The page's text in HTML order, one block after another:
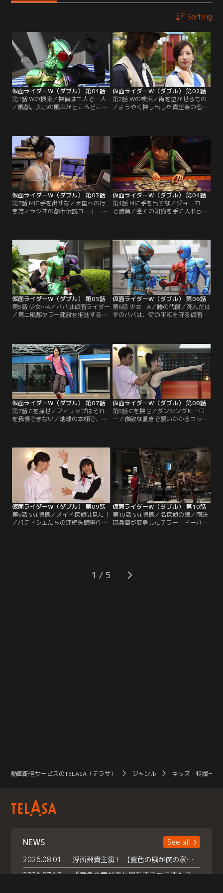
Sorting
仮面ライダーW（ダブル） 第01話
第1話 Wの検索／探偵は二人で一人
／風都。大小の風車がところどころ
ではなく、ハードボイルドを気取っ
たカッコつけ青年・左翔太郎だっ
た。翔太郎の探偵の仕事に同行した
亜樹子はこの街・風都の真実を知る
ことになる。
仮面ライダーW（ダブル） 第02話
第2話 Wの検索／街を泣かせるもの
／ようやく探し出した真里奈の恋
をブレイクしたが、突如現れた謎の
巨大怪物が陽介をさらっていった！
直後、陽介は遺体で発見される。翔
太郎は、悲しみにくれる真里奈に犯
人を見つけることを誓った。
仮面ライダーW（ダブル） 第03話
第3話 Mに手を出すな／天国への行
き方／ラジオの都市伝説コーナーで
コロッセオ」が、風都にあるという
のだ。興味を持つフィリップ。信じ
ない翔太郎。そこにミリオンコロッ
セオにはまって、おかしくなってし
まった娘を調べてほしいという依頼
が舞い込んだ！
仮面ライダーW（ダブル） 第04話
第4話 Mに手を出すな／ジョーカー
で勝負／全ての知識を手に入れられ
ドをインプットすると、機能が止ま
ってしまうのだった。その時、ミリ
オンコロッセオに潜入した亜樹子か
ら連絡が！フィリップ絶不調の中、
ダブルは勝ちを掴めるのか？
仮面ライダーW（ダブル） 第05話
第5話 少女…A／パパは仮面ライダー
／第二風都タワー建設を推進する市
議・楠原みやびが狙われている。み
ず、娘あすかを連れ歩いている。護
衛を依頼されていた翔太郎は、物陰
でライダーに変身し、銃弾の嵐から
母娘を救った。その時、あすかがダ
ブルに言う。「パパ！来てくれたの
ね…パパ！」
仮面ライダーW（ダブル） 第06話
第6話 少女…A／嘘の代償／死んだは
ずのパパは、街の平和を守る仮面の
いたそんな嘘を、少女はずっと信じ
ていた。ハーフボイルドな翔太郎は
そんな嘘につきあっていくのか？一
方、フィリップは第二風都タワー建
設候補地に隠された謎を追う！
仮面ライダーW（ダブル） 第07話
第7話 Cを探せ／フィリップはそれ
を我慢できない／地球の本棚で、鍵
トリートダンスの技らしい。「この
ままじゃ夜も眠れない」。組織から
狙われているから不用意に出歩く
な、という翔太郎の忠告も聞かず
に、フィリップは外へ出ていってし
まう。
仮面ライダーW（ダブル） 第08話
第8話 Cを探せ／ダンシングヒーロ
ー／俊敏な動きで襲いかかるコック
しまった！見つけ出して取り返すと
息巻く翔太郎だが、フィリップはヘ
ブンズトルネードを見ることにしか
興味がない。仕方なく翔太郎はフィ
リップの検索無しでコックローチに
迫ることにした。
仮面ライダーW（ダブル） 第09話
第9話 Sな戦慄／メイド探偵は見た！
／パティシエたちの連続失踪事件の
潜り込んだ！だが、彼らはその屋敷
がどんな恐ろしいところなのか知ら
仮面ライダーW（ダブル） 第10話
第10話 Sな戦慄／名探偵の娘／園咲
琉兵衛が変身したテラー・ドーパン
うらやましかったのかもしれない、
と言う亜樹子に、翔太郎は「おやっ
1
動画配信サービスのTELASA（テラサ） ジャンル キッズ・特撮一覧
NEWS
See all
2026.08.01
浮所飛貴主演！ 【夏色の風が僕の家にやってきた】 本日よりテラサで独占配信スタート！
2026.07.18
『夏色の雲が恋と嵐をまきおこす』スペシャルメイキング 【Part1】2026年７月18日（土）23時30分～配信スタート！話題のシーンの裏側を大公開！豪華キャスト大集合！ 『武宮家 真夏の家族会議』開催！